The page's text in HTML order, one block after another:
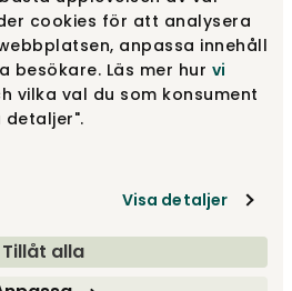
cookies för att analysera
anpassa innehåll
besökare. Läs mer hur vi
vilka val du som konsument
detaljer".
Visa detaljer
Tillåt alla
String Hyldekombination
Stue D Sortbejdset ask/
Sort
String®